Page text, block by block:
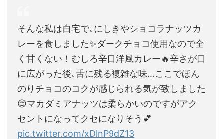
そんな私は自宅で､にしきやショコラナッツカ
レーを食しました✨ダークチョコ使用なので全
く甘くない！むしろ辛口洋風カレー🔥辛さが口
に広がった後､舌に残る複雑な味…ここでほん
のりチョコのコクが感じられる気が致しました
😌マカダミアナッツは柔らかいのですがアク
セントになってクセになりそう💕
pic.twitter.com/xDlnP9dZ13